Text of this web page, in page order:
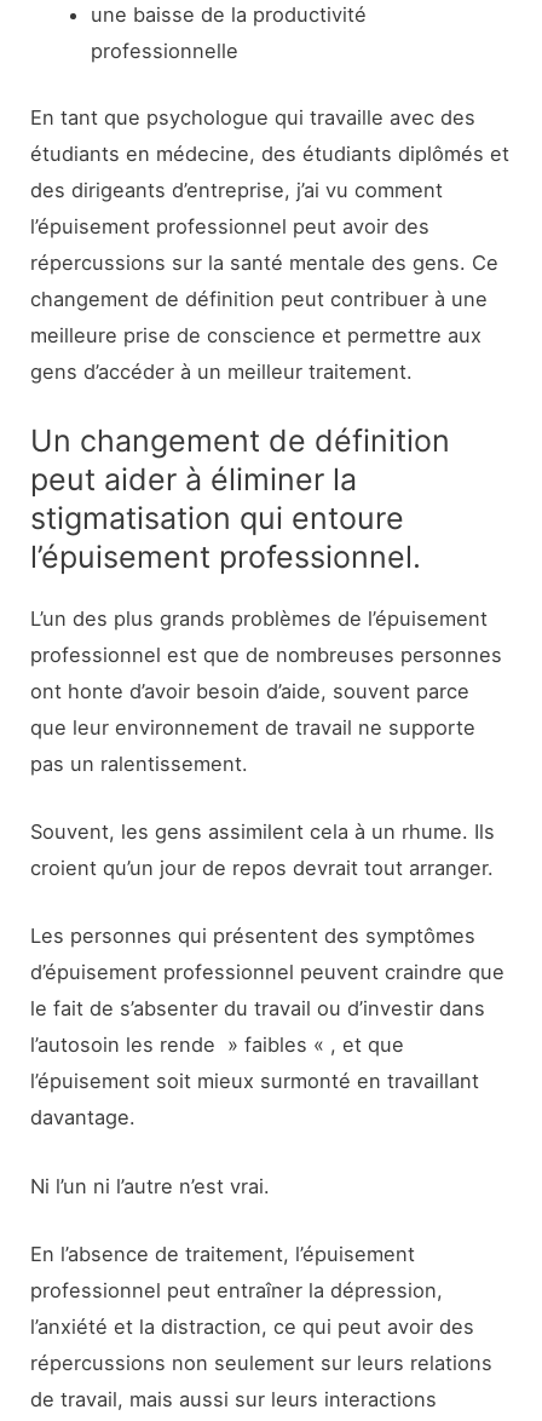
une baisse de la productivité
professionnelle
En tant que psychologue qui travaille avec des
étudiants en médecine, des étudiants diplômés et
des dirigeants d’entreprise, j’ai vu comment
l’épuisement professionnel peut avoir des
répercussions sur la santé mentale des gens. Ce
changement de définition peut contribuer à une
meilleure prise de conscience et permettre aux
gens d’accéder à un meilleur traitement.
Un changement de définition
peut aider à éliminer la
stigmatisation qui entoure
l’épuisement professionnel.
L’un des plus grands problèmes de l’épuisement
professionnel est que de nombreuses personnes
ont honte d’avoir besoin d’aide, souvent parce
que leur environnement de travail ne supporte
pas un ralentissement.
Souvent, les gens assimilent cela à un rhume. Ils
croient qu’un jour de repos devrait tout arranger.
Les personnes qui présentent des symptômes
d’épuisement professionnel peuvent craindre que
le fait de s’absenter du travail ou d’investir dans
l’autosoin les rende » faibles « , et que
l’épuisement soit mieux surmonté en travaillant
davantage.
Ni l’un ni l’autre n’est vrai.
En l’absence de traitement, l’épuisement
professionnel peut entraîner la dépression,
l’anxiété et la distraction, ce qui peut avoir des
répercussions non seulement sur leurs relations
de travail, mais aussi sur leurs interactions